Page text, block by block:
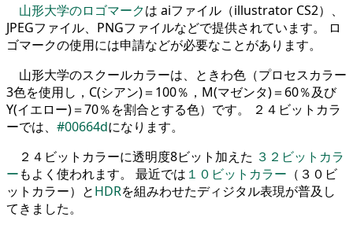
山形大学のロゴマークは aiファイル（illustrator CS2）、
JPEGファイル、PNGファイルなどで提供されています。 ロ
ゴマークの使用には申請などが必要なことがあります。
山形大学のスクールカラーは、ときわ色（プロセスカラー
3色を使用し，C(シアン)＝100％，M(マゼンタ)＝60％及び
Y(イエロー)＝70％を割合とする色）です。 ２４ビットカラ
ーでは、 #00664dになります。
２４ビットカラーに透明度8ビット加えた ３２ビットカラ
ーもよく使われます。 最近では １０ビットカラー （３０ビ
ットカラー）とHDRを組みわせたディジタル表現が普及し
てきました。